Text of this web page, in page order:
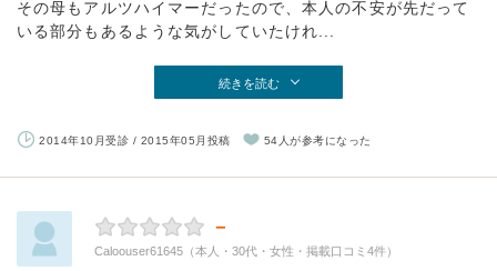
その母もアルツハイマーだったので、本人の不安が先だって
いる部分もあるような気がしていたけれ...
続きを読む
2014年10月受診 / 2015年05月投稿 54人が参考になった
－
Caloouser61645（本人・30代・女性・掲載口コミ4件）